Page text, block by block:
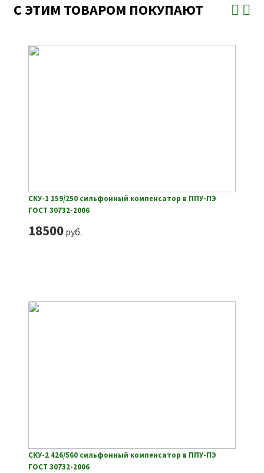
С ЭТИМ ТОВАРОМ ПОКУПАЮТ
СКУ-1 159/250 сильфонный компенсатор в ППУ-ПЭ
ГОСТ 30732-2006
18500руб.
СКУ-2 426/560 сильфонный компенсатор в ППУ-ПЭ
ГОСТ 30732-2006